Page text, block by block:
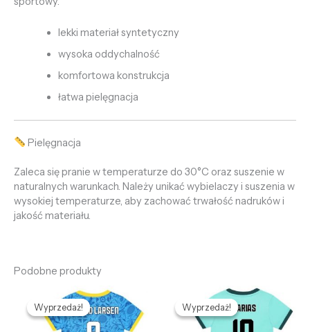
lekki materiał syntetyczny
wysoka oddychalność
komfortowa konstrukcja
łatwa pielęgnacja
Pielęgnacja
Zaleca się pranie w temperaturze do 30°C oraz suszenie w
naturalnych warunkach. Należy unikać wybielaczy i suszenia w
wysokiej temperaturze, aby zachować trwałość nadruków i
jakość materiału.
Podobne produkty
Wyprzedaż!
Wyprzedaż!
Pierwotna
cena
wynosiła:
469,85 zł.
Aktualna
cena
wynosi:
128,69 zł.
Wyprzedaż!
Wyprzedaż!
Pierwotna
cena
wynosiła:
469,85 zł.
Aktualna
cena
wynosi:
128,69 zł.